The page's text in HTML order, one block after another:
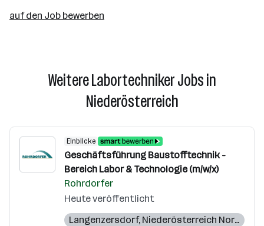
auf den Job bewerben
Weitere Labortechniker Jobs in
Niederösterreich
Einblicke
Geschäftsführung Baustofftechnik -
Bereich Labor & Technologie (m/w/x)
Rohrdorfer
Heute veröffentlicht
Langenzersdorf, Niederösterreich Nord ,Wien